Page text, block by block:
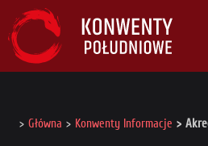
Główna Konwenty Informacje